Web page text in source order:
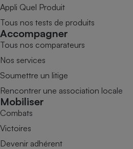
Appli Quel Produit
Tous nos tests de produits
Accompagner
Tous nos comparateurs
Nos services
Soumettre un litige
Rencontrer une association locale
Mobiliser
Combats
Victoires
Devenir adhérent